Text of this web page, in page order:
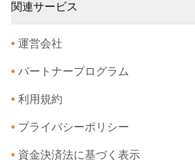
関連サービス
• 運営会社
• パートナープログラム
• 利用規約
• プライバシーポリシー
• 資金決済法に基づく表示